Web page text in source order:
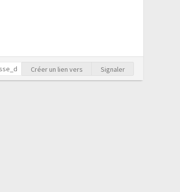
Créer un lien vers Signaler